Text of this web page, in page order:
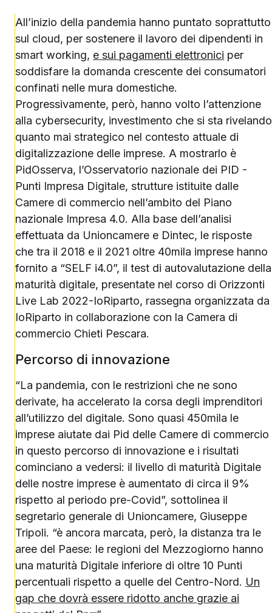
All’inizio della pandemia hanno puntato soprattutto
sul cloud, per sostenere il lavoro dei dipendenti in
smart working, e sui pagamenti elettronici per
soddisfare la domanda crescente dei consumatori
confinati nelle mura domestiche.
Progressivamente, però, hanno volto l’attenzione
alla cybersecurity, investimento che si sta rivelando
quanto mai strategico nel contesto attuale di
digitalizzazione delle imprese. A mostrarlo è
PidOsserva, l’Osservatorio nazionale dei PID -
Punti Impresa Digitale, strutture istituite dalle
Camere di commercio nell’ambito del Piano
nazionale Impresa 4.0. Alla base dell’analisi
effettuata da Unioncamere e Dintec, le risposte
che tra il 2018 e il 2021 oltre 40mila imprese hanno
fornito a “SELF i4.0”, il test di autovalutazione della
maturità digitale, presentate nel corso di Orizzonti
Live Lab 2022-IoRiparto, rassegna organizzata da
IoRiparto in collaborazione con la Camera di
commercio Chieti Pescara.
Percorso di innovazione
“La pandemia, con le restrizioni che ne sono
derivate, ha accelerato la corsa degli imprenditori
all’utilizzo del digitale. Sono quasi 450mila le
imprese aiutate dai Pid delle Camere di commercio
in questo percorso di innovazione e i risultati
cominciano a vedersi: il livello di maturità Digitale
delle nostre imprese è aumentato di circa il 9%
rispetto al periodo pre-Covid”, sottolinea il
segretario generale di Unioncamere, Giuseppe
Tripoli. “è ancora marcata, però, la distanza tra le
aree del Paese: le regioni del Mezzogiorno hanno
una maturità Digitale inferiore di oltre 10 Punti
percentuali rispetto a quelle del Centro-Nord. Un
gap che dovrà essere ridotto anche grazie ai